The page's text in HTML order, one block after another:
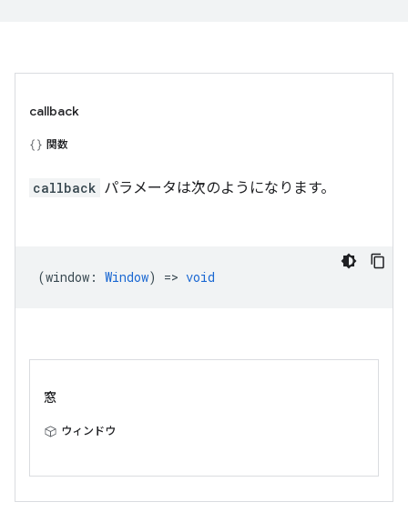
callback
関数
callback パラメータは次のようになります。
(window : Window) => void
窓
ウィンドウ